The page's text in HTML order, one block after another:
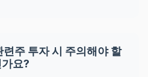
주 투자 시 주의해야 할
요?